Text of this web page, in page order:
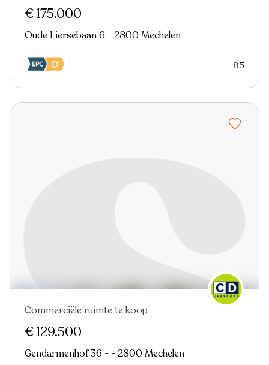
€ 175.000
Oude Liersebaan 6 - 2800 Mechelen
85
Commerciële ruimte te koop
€ 129.500
Gendarmenhof 36 - - 2800 Mechelen